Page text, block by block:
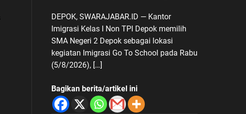
Depan
DEPOK, SWARAJABAR.ID — Kantor
Imigrasi Kelas I Non TPI Depok memilih
SMA Negeri 2 Depok sebagai lokasi
kegiatan Imigrasi Go To School pada Rabu
(5/8/2026), […]
Bagikan berita/artikel ini